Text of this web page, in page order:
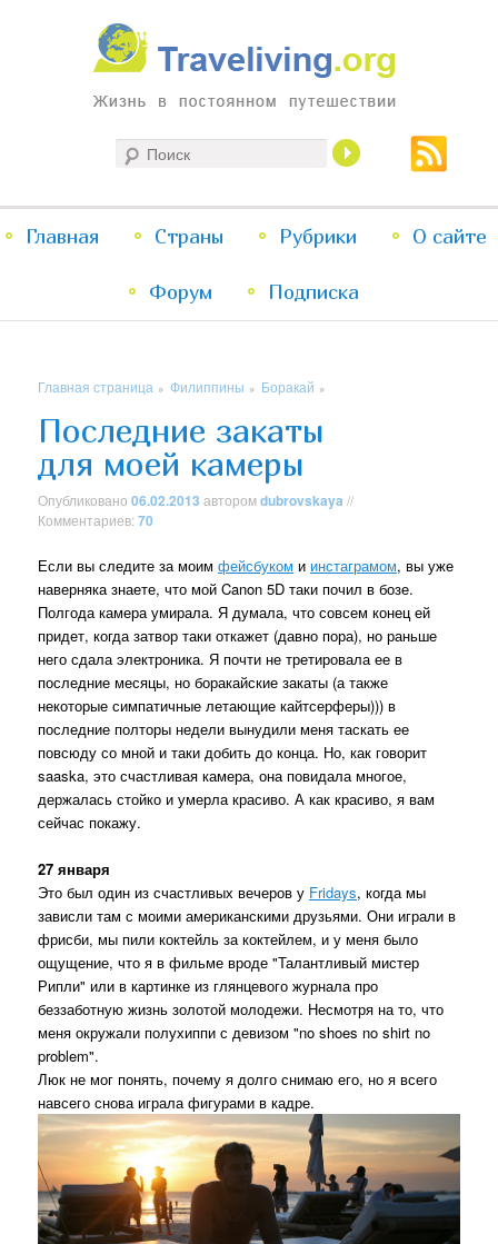
Traveliving
Жизнь в постоянном путешествии
меню
Перейти
к
Перейти
к
Главная Страны Рубрики О сайте
Форум Подписка
Главная страница »Филиппины » Боракай »
Последние закаты
для моей камеры
Опубликовано06.02.2013 авторомdubrovskaya //
Комментариев:70
Если вы следите за моимфейсбуком и инстаграмом, вы уже
наверняка знаете, что мой Canon 5D таки почил в бозе.
Полгода камера умирала. Я думала, что совсем конец ей
придет, когда затвор таки откажет (давно пора), но раньше
него сдала электроника. Я почти не третировала ее в
последние месяцы, но боракайские закаты (а также
некоторые симпатичные летающие кайтсерферы))) в
последние полторы недели вынудили меня таскать ее
повсюду со мной и таки добить до конца. Но, как говорит
saaska, это счастливая камера, она повидала многое,
держалась стойко и умерла красиво. А как красиво, я вам
сейчас покажу.
27 января
Это был один из счастливых вечеров у Fridays, когда мы
зависли там с моими американскими друзьями. Они играли в
фрисби, мы пили коктейль за коктейлем, и у меня было
ощущение, что я в фильме вроде "Талантливый мистер
Рипли" или в картинке из глянцевого журнала про
беззаботную жизнь золотой молодежи. Несмотря на то, что
меня окружали полухиппи с девизом "no shoes no shirt no
problem".
Люк не мог понять, почему я долго снимаю его, но я всего
навсего снова играла фигурами в кадре.